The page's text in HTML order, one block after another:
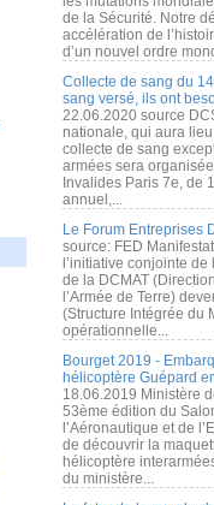
de la Sécurité. Notre
accélération de
d’un nouvel ordre
Collecte de sang du
sang versé, ils ont
22.06.2020 source
nationale, qui aura
collecte de sang
armées sera
Invalides Paris 7e, de
annuel,...
Le Forum Entreprises
source: FED
l’initiative conjointe de
de la DCMAT
l’Armée de Terre)
(Structure Intégrée du
opérationnelle...
Bourget 2019 -
hélicoptère Guépard
18.06.2019 Ministère
53ème édition du
l’Aéronautique et de
de découvrir la
hélicoptère
du ministère...